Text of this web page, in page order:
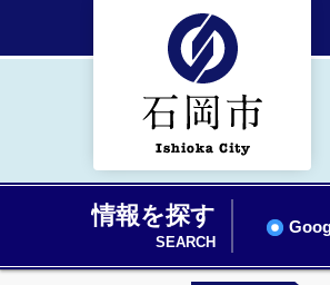
情報を探す
SEARCH